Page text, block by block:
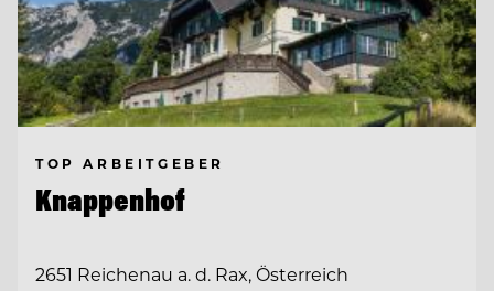
TOP ARBEITGEBER
Knappenhof
2651 Reichenau a. d. Rax, Österreich